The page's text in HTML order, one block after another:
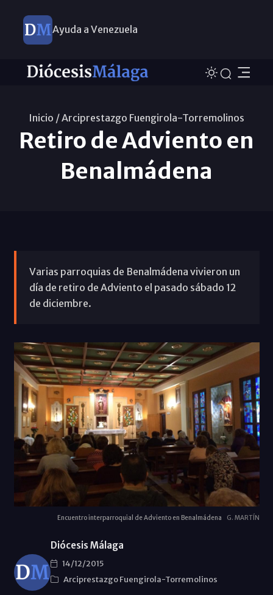
Ayuda a Venezuela
Inicio /Arciprestazgo Fuengirola-Torremolinos
Retiro de Adviento en
Benalmádena
Varias parroquias de Benalmádena vivieron un
día de retiro de Adviento el pasado sábado 12
de diciembre.
Encuentro interparroquial de Adviento en Benalmádena G. MARTÍN
Diócesis Málaga
14/12/2015
Arciprestazgo Fuengirola-Torremolinos